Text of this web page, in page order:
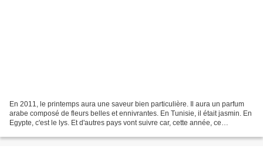
En 2011, le printemps aura une saveur bien particulière. Il aura un parfum
arabe composé de fleurs belles et ennivrantes. En Tunisie, il était jasmin. En
Egypte, c'est le lys. Et d'autres pays vont suivre car, cette année, ce